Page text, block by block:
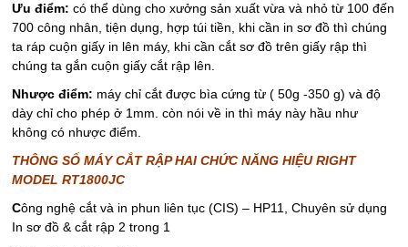
Ưu điểm: có thể dùng cho xưởng sản xuất vừa và nhỏ từ 100 đến
700 công nhân, tiện dụng, hợp túi tiền, khi cần in sơ đồ thì chúng
ta ráp cuộn giấy in lên máy, khi cần cắt sơ đồ trên giấy rập thì
chúng ta gắn cuộn giấy cắt rập lên.
Nhược điểm: máy chỉ cắt được bìa cứng từ ( 50g -350 g) và độ
dày chỉ cho phép ở 1mm. còn nói về in thì máy này hầu như
không có nhược điểm.
THÔNG SỐ MÁY CẮT RẬP HAI CHỨC NĂNG HIỆU RIGHT
MODEL RT1800JC
Công nghệ cắt và in phun liên tục (CIS) – HP11, Chuyên sử dụng
In sơ đồ & cắt rập 2 trong 1